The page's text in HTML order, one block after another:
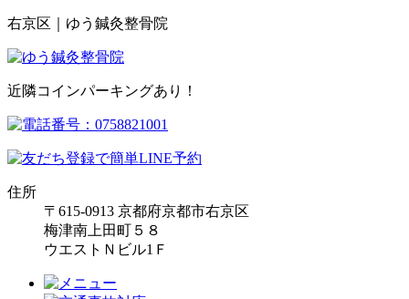
右京区｜ゆう鍼灸整骨院
近隣コインパーキングあり！
住所
〒615-0913 京都府京都市右京区
梅津南上田町５８
ウエストＮビル1Ｆ